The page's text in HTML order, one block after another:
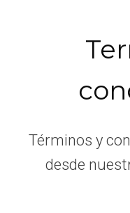
Términos y
desde